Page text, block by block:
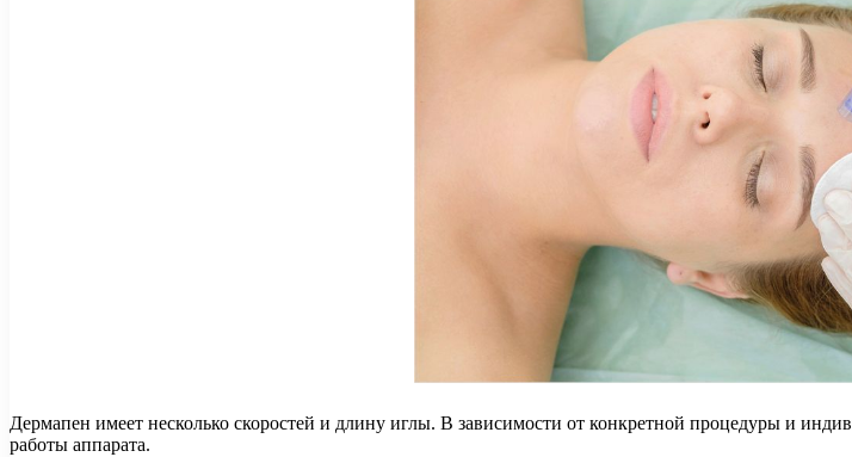
Дермапен имеет несколько скоростей и длину иглы. В зависимости от конкретной процедуры и
работы аппарата.